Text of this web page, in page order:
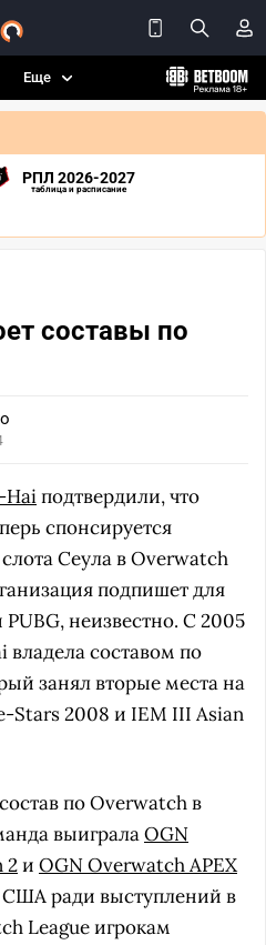
Еще
РПЛ 2026-2027
таблица и расписание
составы по
Haiподтвердили, что
спонсируется
Сеула в Overwatch
подпишет для
неизвестно. С 2005
владела составом по
занял вторые места на
Stars 2008 и IEM III Asian
по Overwatch в
выигралаOGN
2и OGN Overwatch APEX
США ради выступлений в
League игрокам